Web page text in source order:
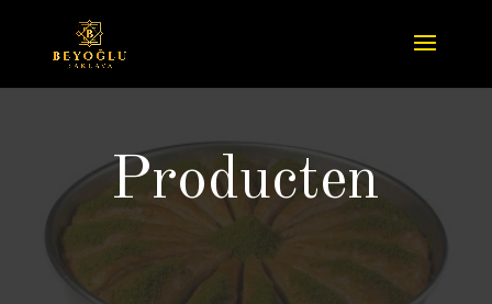
Producten